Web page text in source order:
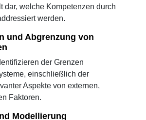
dar, welche Kompetenzen durch
werden.
und Abgrenzung von
der Grenzen
einschließlich der
Aspekte von externen,
Faktoren.
Modellierung